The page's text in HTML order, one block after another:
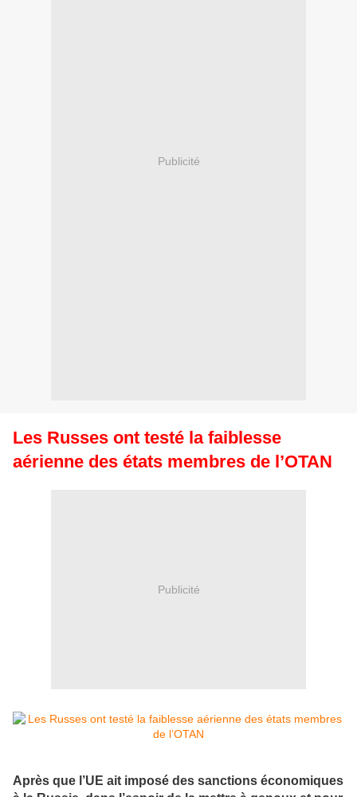
Publicité
Les Russes ont testé la faiblesse
aérienne des états membres de l’OTAN
Publicité
Après que l’UE ait imposé des sanctions économiques